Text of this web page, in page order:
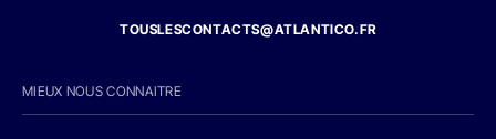
TOUSLESCONTACTS@ATLANTICO.FR
MIEUX NOUS CONNAITRE